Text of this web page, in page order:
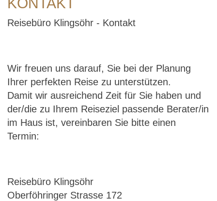
Reisebüro Klingsöhr - Kontakt
Wir freuen uns darauf, Sie bei der Planung
Ihrer perfekten Reise zu unterstützen.
Damit wir ausreichend Zeit für Sie haben und
der/die zu Ihrem Reiseziel passende Berater/in
im Haus ist, vereinbaren Sie bitte einen
Termin:
Reisebüro Klingsöhr
Oberföhringer Strasse 172